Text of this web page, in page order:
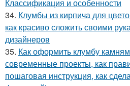
Классификация и особенности
34. Клумбы из кирпича для
как красиво сложить своими
дизайнеров
35. Как оформить клумбу
современные проекты, как
пошаговая инструкция, как